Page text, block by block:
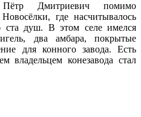
Дмитриевич помимо
где насчитывалось
ста душ. В этом селе имелся
два амбара, покрытые
для конного завода. Есть
владельцем конезавода стал